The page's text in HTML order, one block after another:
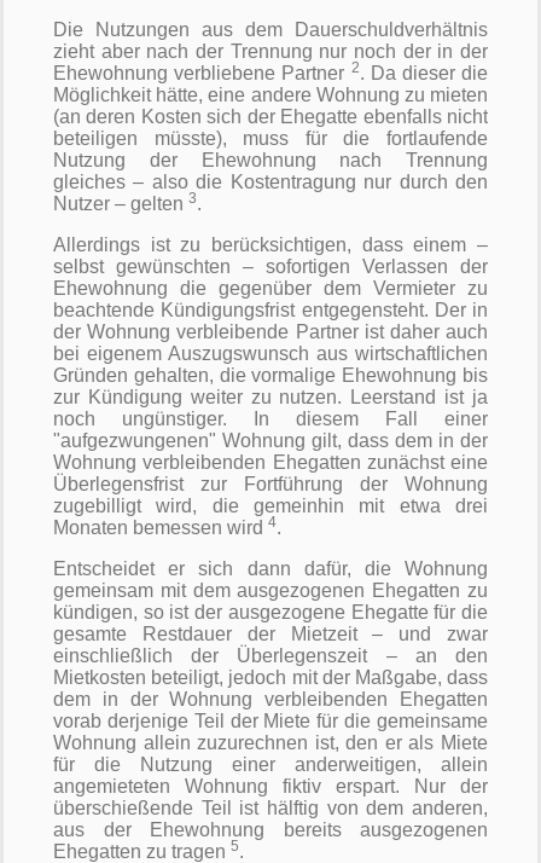
Die Nutzungen aus dem Dauerschuldverhältnis
zieht aber nach der Trennung nur noch der in der
Ehewohnung verbliebene Partner 2. Da dieser die
Möglichkeit hätte, eine andere Wohnung zu mieten
(an deren Kosten sich der Ehegatte ebenfalls nicht
beteiligen müsste), muss für die fortlaufende
Nutzung der Ehewohnung nach Trennung
gleiches – also die Kostentragung nur durch den
Nutzer – gelten 3.
Allerdings ist zu berücksichtigen, dass einem –
selbst gewünschten – sofortigen Verlassen der
Ehewohnung die gegenüber dem Vermieter zu
beachtende Kündigungsfrist entgegensteht. Der in
der Wohnung verbleibende Partner ist daher auch
bei eigenem Auszugswunsch aus wirtschaftlichen
Gründen gehalten, die vormalige Ehewohnung bis
zur Kündigung weiter zu nutzen. Leerstand ist ja
noch ungünstiger. In diesem Fall einer
"aufgezwungenen" Wohnung gilt, dass dem in der
Wohnung verbleibenden Ehegatten zunächst eine
Überlegensfrist zur Fortführung der Wohnung
zugebilligt wird, die gemeinhin mit etwa drei
Monaten bemessen wird 4.
Entscheidet er sich dann dafür, die Wohnung
gemeinsam mit dem ausgezogenen Ehegatten zu
kündigen, so ist der ausgezogene Ehegatte für die
gesamte Restdauer der Mietzeit – und zwar
einschließlich der Überlegenszeit – an den
Mietkosten beteiligt, jedoch mit der Maßgabe, dass
dem in der Wohnung verbleibenden Ehegatten
vorab derjenige Teil der Miete für die gemeinsame
Wohnung allein zuzurechnen ist, den er als Miete
für die Nutzung einer anderweitigen, allein
angemieteten Wohnung fiktiv erspart. Nur der
überschießende Teil ist hälftig von dem anderen,
aus der Ehewohnung bereits ausgezogenen
Ehegatten zu tragen 5.